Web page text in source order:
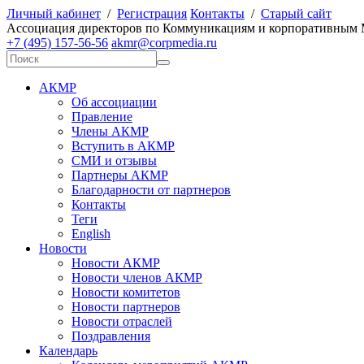
Личный кабинет / Регистрация Контакты / Старый сайт
Ассоциация директоров по Коммуникациям и корпоративным
+7 (495) 157-56-56 akmr@corpmedia.ru
АКМР
Об ассоциации
Правление
Члены АКМР
Вступить в АКМР
СМИ и отзывы
Партнеры АКМР
Благодарности от партнеров
Контакты
Теги
English
Новости
Новости АКМР
Новости членов АКМР
Новости комитетов
Новости партнеров
Новости отраслей
Поздравления
Календарь